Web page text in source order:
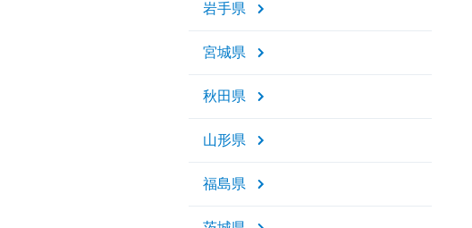
岩手県
宮城県
秋田県
山形県
福島県